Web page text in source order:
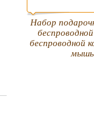
Набор
беспроводной